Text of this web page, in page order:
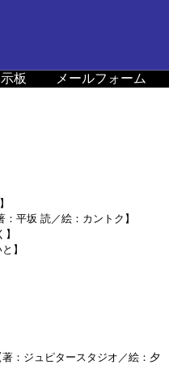
板 メールフォーム
平坂 読／絵：カントク】
】
：ジュピタースタジオ／絵：夕